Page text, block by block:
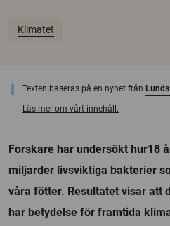
Klimatet
Texten baseras på en nyhet från
Läs mer om vårt innehåll.
Forskare har undersökt hur18
miljarder livsviktiga bakterier
våra fötter. Resultatet visar att
har betydelse för framtida